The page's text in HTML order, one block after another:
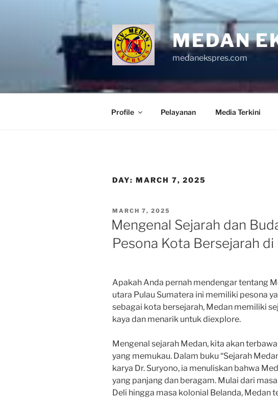
MEDAN
medanekspres.com
Profile Pelayanan Media Terkini
DAY: MARCH 7, 2025
POSTED
ON
MARCH 7, 2025
Mengenal Sejarah dan
Pesona Kota Bersejarah
Apakah Anda pernah mendengar tentang
utara Pulau Sumatera ini memiliki pesona
sebagai kota bersejarah, Medan memiliki
kaya dan menarik untuk diexplore.
Mengenal sejarah Medan, kita akan
yang memukau. Dalam buku “Sejarah
karya Dr. Suryono, ia menuliskan bahwa
yang panjang dan beragam. Mulai dari
Deli hingga masa kolonial Belanda, Medan